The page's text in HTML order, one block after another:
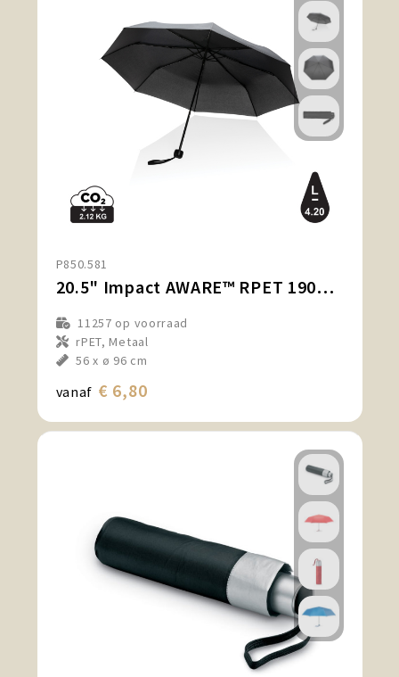
P850.581
20.5" Impact AWARE™ RPET 190T mini paraplu
11257 op voorraad
rPET, Metaal
56 x ø 96 cm
vanaf € 6,80